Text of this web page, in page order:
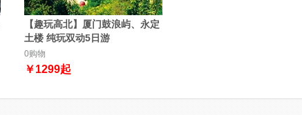
【趣玩高北】厦门鼓浪屿、永定
土楼 纯玩双动5日游
0购物
￥1299起